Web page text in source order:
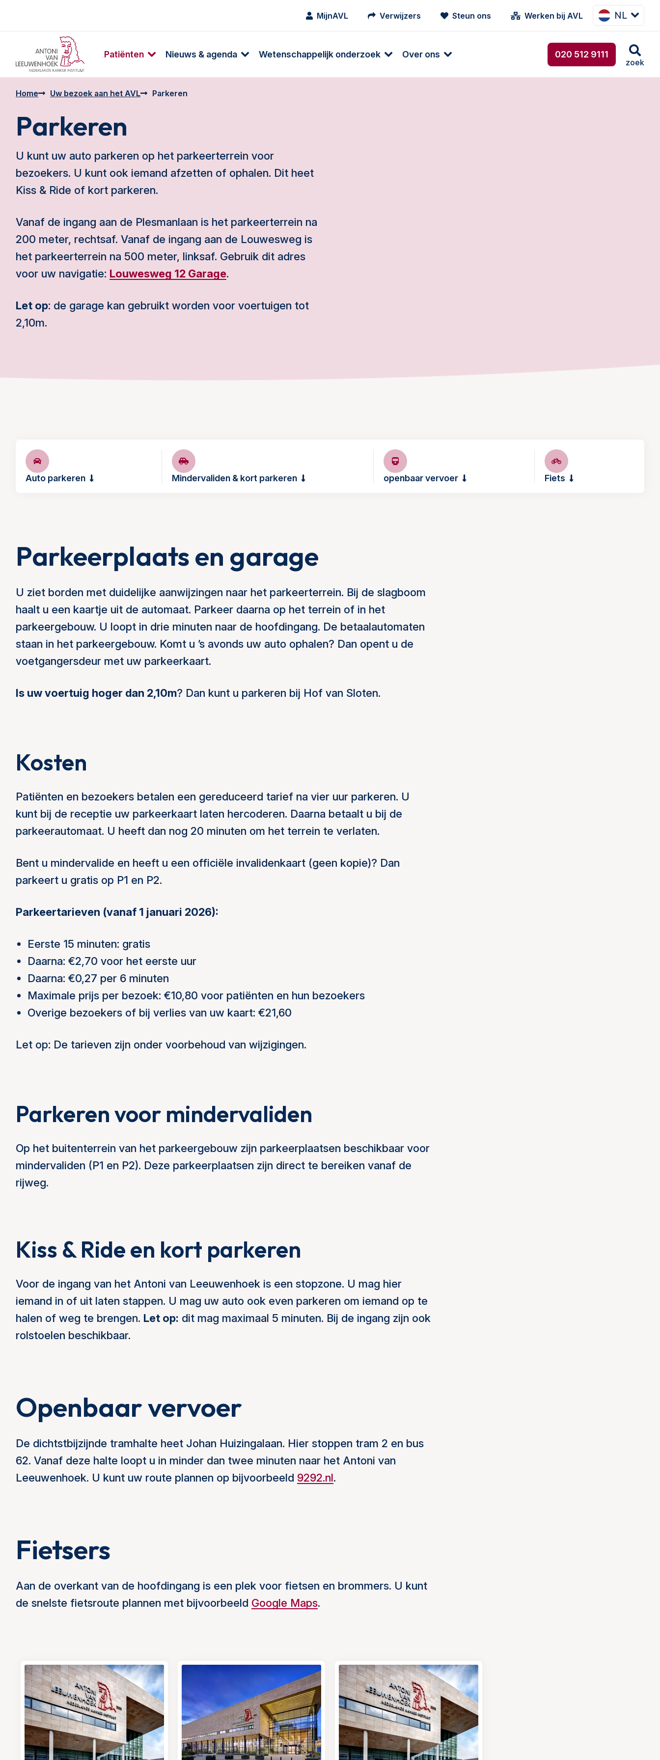
MijnAVL Verwijzers Steun ons Werken bij AVL NL
Patiënten Nieuws & agenda Wetenschappelijk onderzoek Over ons 020 512 9111
zoek
Parkeren
U kunt uw auto parkeren op het parkeerterrein voor
bezoekers. U kunt ook iemand afzetten of ophalen. Dit heet
Kiss & Ride of kort parkeren.
Vanaf de ingang aan de Plesmanlaan is het parkeerterrein na
200 meter, rechtsaf. Vanaf de ingang aan de Louwesweg is
het parkeerterrein na 500 meter, linksaf. Gebruik dit adres
voor uw navigatie: Louwesweg 12 Garage.
Let op: de garage kan gebruikt worden voor voertuigen tot
2,10m.
Home Uw bezoek aan het AVL Parkeren
Auto parkeren Mindervaliden & kort parkeren openbaar vervoer Fiets
Parkeerplaats en garage
U ziet borden met duidelijke aanwijzingen naar het parkeerterrein. Bij de slagboom
haalt u een kaartje uit de automaat. Parkeer daarna op het terrein of in het
parkeergebouw. U loopt in drie minuten naar de hoofdingang. De betaalautomaten
staan in het parkeergebouw. Komt u ’s avonds uw auto ophalen? Dan opent u de
voetgangersdeur met uw parkeerkaart.
Is uw voertuig hoger dan 2,10m? Dan kunt u parkeren bij Hof van Sloten.
Kosten
Patiënten en bezoekers betalen een gereduceerd tarief na vier uur parkeren. U
kunt bij de receptie uw parkeerkaart laten hercoderen. Daarna betaalt u bij de
parkeerautomaat. U heeft dan nog 20 minuten om het terrein te verlaten.
Bent u mindervalide en heeft u een officiële invalidenkaart (geen kopie)? Dan
parkeert u gratis op P1 en P2.
Parkeertarieven (vanaf 1 januari 2026):
Eerste 15 minuten: gratis
Daarna: €2,70 voor het eerste uur
Daarna: €0,27 per 6 minuten
Maximale prijs per bezoek: €10,80 voor patiënten en hun bezoekers
Overige bezoekers of bij verlies van uw kaart: €21,60
Let op: De tarieven zijn onder voorbehoud van wijzigingen.
Parkeren voor mindervaliden
Op het buitenterrein van het parkeergebouw zijn parkeerplaatsen beschikbaar voor
mindervaliden (P1 en P2). Deze parkeerplaatsen zijn direct te bereiken vanaf de
rijweg.
Kiss & Ride en kort parkeren
Voor de ingang van het Antoni van Leeuwenhoek is een stopzone. U mag hier
iemand in of uit laten stappen. U mag uw auto ook even parkeren om iemand op te
halen of weg te brengen. Let op: dit mag maximaal 5 minuten. Bij de ingang zijn ook
rolstoelen beschikbaar.
Openbaar vervoer
De dichtstbijzijnde tramhalte heet Johan Huizingalaan. Hier stoppen tram 2 en bus
62. Vanaf deze halte loopt u in minder dan twee minuten naar het Antoni van
Leeuwenhoek. U kunt uw route plannen op bijvoorbeeld 9292.nl.
Fietsers
Aan de overkant van de hoofdingang is een plek voor fietsen en brommers. U kunt
de snelste fietsroute plannen met bijvoorbeeld Google Maps.